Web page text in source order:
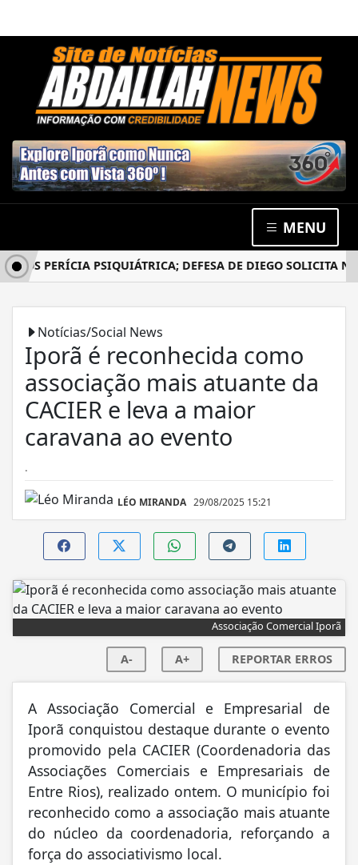
MENU
PERÍCIA PSIQUIÁTRICA; DEFESA DE DIEGO SOLICITA
Notícias/Social News
Iporã é reconhecida como
associação mais atuante da
CACIER e leva a maior
caravana ao evento
.
LÉO MIRANDA 29/08/2025 15:21
Associação Comercial Iporã
A- A+ REPORTAR ERROS
A Associação Comercial e Empresarial de
Iporã conquistou destaque durante o evento
promovido pela CACIER (Coordenadoria das
Associações Comerciais e Empresariais de
Entre Rios), realizado ontem. O município foi
reconhecido como a associação mais atuante
do núcleo da coordenadoria, reforçando a
força do associativismo local.